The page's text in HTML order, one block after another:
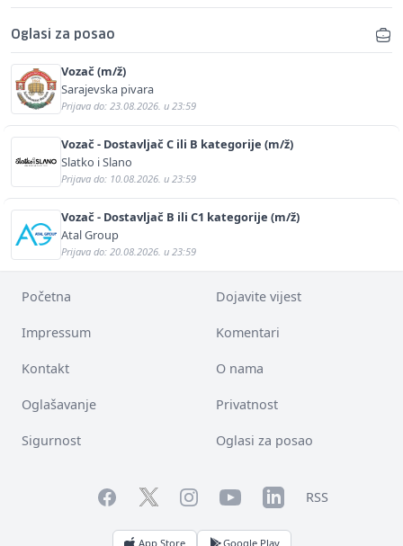
Oglasi za posao
Vozač (m/ž)
Sarajevska pivara
Prijava do: 23.08.2026. u 23:59
Vozač - Dostavljač C ili B kategorije (m/ž)
Slatko i Slano
Prijava do: 10.08.2026. u 23:59
Vozač - Dostavljač B ili C1 kategorije (m/ž)
Atal Group
Prijava do: 20.08.2026. u 23:59
Početna Dojavite vijest
Impressum Komentari
Kontakt O nama
Oglašavanje Privatnost
Sigurnost Oglasi za posao
FacebookTwitterInstagramYouTubeLinkedInRSS
App Store Google Play